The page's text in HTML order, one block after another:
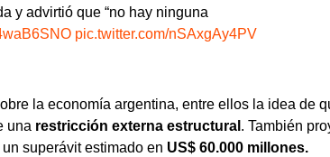
y advirtió que “no hay ninguna
pic.twitter.com/nSAxgAy4PV
la economía argentina, entre ellos la idea de
una restricción externa estructural . También
un superávit estimado en US$ 60.000 millones.